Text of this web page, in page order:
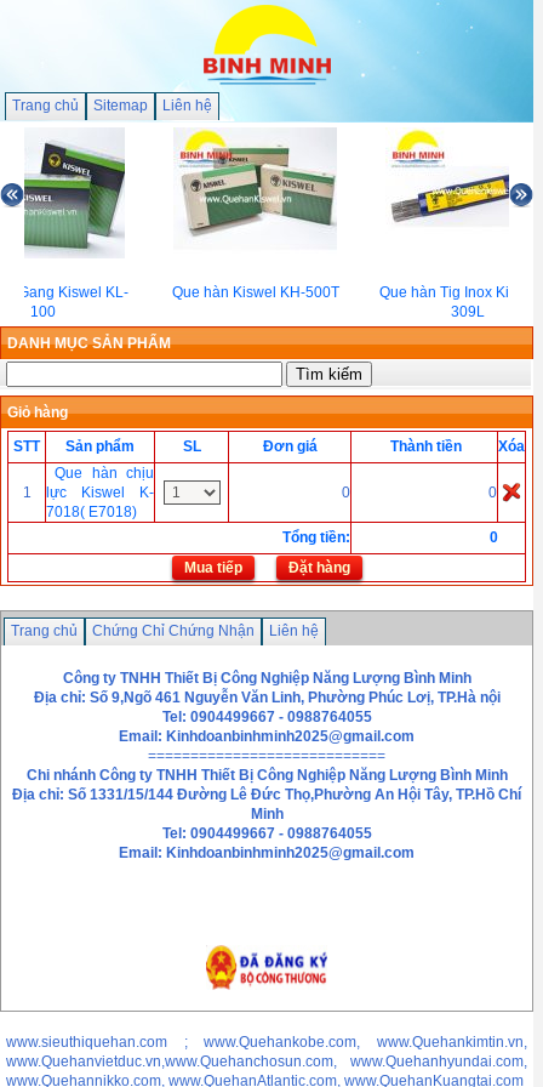
Trang chủ Sitemap Liên hệ
Gang Kiswel KL-
100
Que hàn Kiswel KH-500T
Que hàn Tig Inox Kiswel
309L
DANH MỤC SẢN PHẨM
Giỏ hàng
STT
Sản phẩm SL Đơn giá Thành tiền Xóa
1
Que hàn chịu
lực Kiswel K-
7018( E7018)
0 0
Tổng tiền:
0
Mua tiếp
Đặt hàng
Trang chủ Chứng Chỉ Chứng Nhận Liên hệ
Công ty TNHH Thiết Bị Công Nghiệp Năng Lượng Bình Minh
Địa chỉ: Số 9,Ngõ 461 Nguyễn Văn Linh, Phường Phúc Lơị, TP.Hà nội
Tel: 0904499667 - 0988764055
Email: Kinhdoanbinhminh2025@gmail.com
============================
Chi nhánh Công ty TNHH Thiết Bị Công Nghiệp Năng Lượng Bình Minh
Địa chỉ: Số 1331/15/144 Đường Lê Đức Thọ,Phường An Hội Tây, TP.Hồ Chí
Minh
Tel: 0904499667 - 0988764055
Email: Kinhdoanbinhminh2025@gmail.com
www.sieuthiquehan.com ; www.Quehankobe.com, www.Quehankimtin.vn,
www.Quehanvietduc.vn,www.Quehanchosun.com, www.Quehanhyundai.com,
www.Quehannikko.com, www.QuehanAtlantic.com, www.QuehanKuangtai.com